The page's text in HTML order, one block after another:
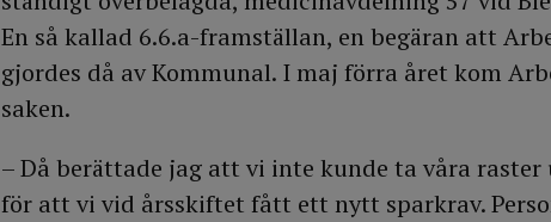
En så kallad 6.6.a-framställan, en begäran att
gjordes då av Kommunal. I maj förra året kom
saken.
– Då berättade jag att vi inte kunde ta våra
för att vi vid årsskiftet fått ett nytt sparkrav.